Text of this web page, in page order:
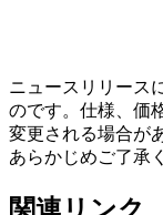
ニュースリリース
のです。仕様、価
変更される場合が
あらかじめご了承